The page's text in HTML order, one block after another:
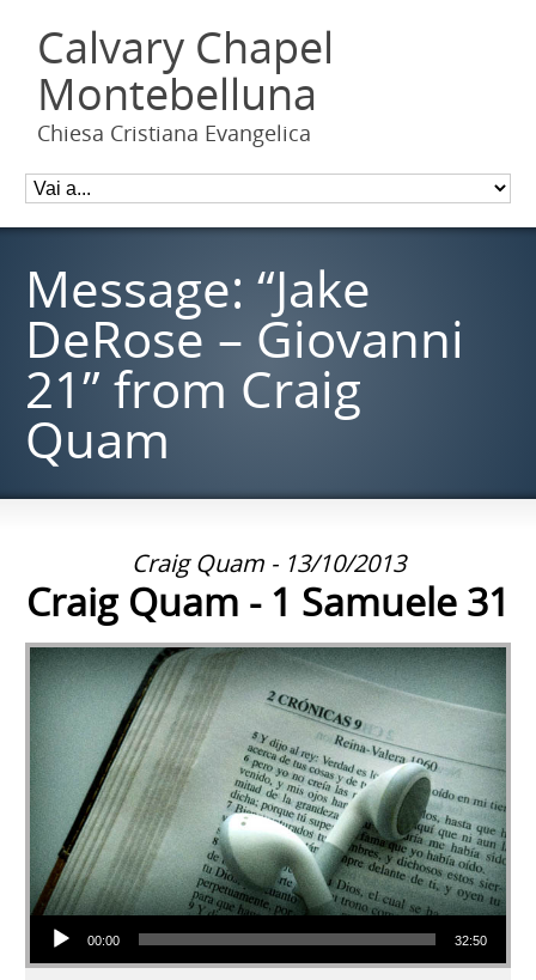
Calvary Chapel
Montebelluna
Chiesa Cristiana Evangelica
Message: “Jake
DeRose – Giovanni
21” from Craig
Quam
Craig Quam - 13/10/2013
Craig Quam - 1 Samuele 31
Audio Player
00:00 32:50